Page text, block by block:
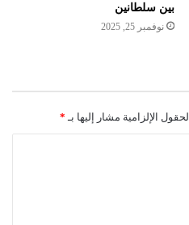
بين سلطانين
نوفمبر 25, 2025
الحقول الإلزامية مشار إليها بـ *